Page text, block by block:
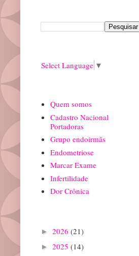
Select Language ▼
Quem somos
Cadastro Nacional
Portadoras
Grupo endoirmãs
Endometriose
Marcar Exame
Infertilidade
Dor Crônica
► 2026 (21)
► 2025 (14)